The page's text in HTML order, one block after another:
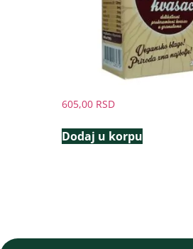
605,00 RSD
Dodaj u korpu